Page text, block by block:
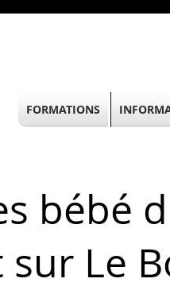
bébé
Le
FORMATIONS